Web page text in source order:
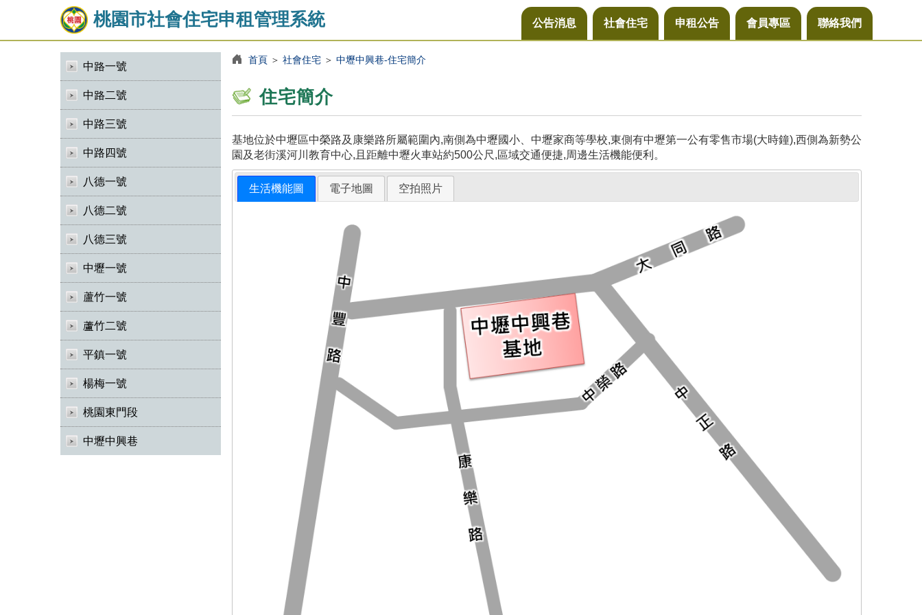
桃園市社會住宅申租管理系統 公告消息 社會住宅 申租公告 會員專區 聯絡我們
中路一號
中路二號
中路三號
中路四號
八德一號
八德二號
八德三號
中壢一號
蘆竹一號
蘆竹二號
平鎮一號
楊梅一號
桃園東門段
中壢中興巷
首頁＞ 社會住宅＞ 中壢中興巷-住宅簡介
住宅簡介
基地位於中壢區中榮路及康樂路所屬範圍內,南側為中壢國小、中壢家商等學校,東側有中壢第一公有零售市場(大時鐘),西側為新勢公
園及老街溪河川教育中心,且距離中壢火車站約500公尺,區域交通便捷,周邊生活機能便利。
生活機能圖 電子地圖 空拍照片